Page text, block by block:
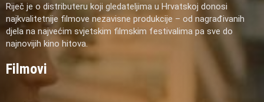
Riječ je o distributeru koji gledateljima u Hrvatskoj donosi
najkvalitetnije filmove nezavisne produkcije – od nagrađivanih
djela na najvećim svjetskim filmskim festivalima pa sve do
najnovijih kino hitova.
Filmovi